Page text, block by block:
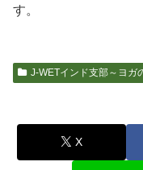
す。
J-WETインド支部～ヨガ
X